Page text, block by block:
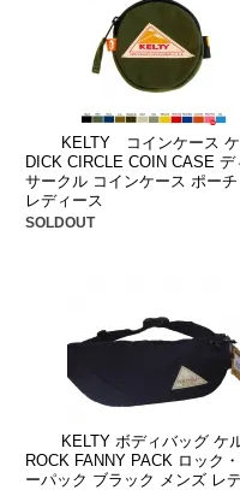
KELTY コインケース
DICK CIRCLE COIN CASE デ
サークル コインケース ポー
レディース
SOLDOUT
KELTY ボディバッグ ケ
ROCK FANNY PACK ロック
ーパック ブラック メンズ レ